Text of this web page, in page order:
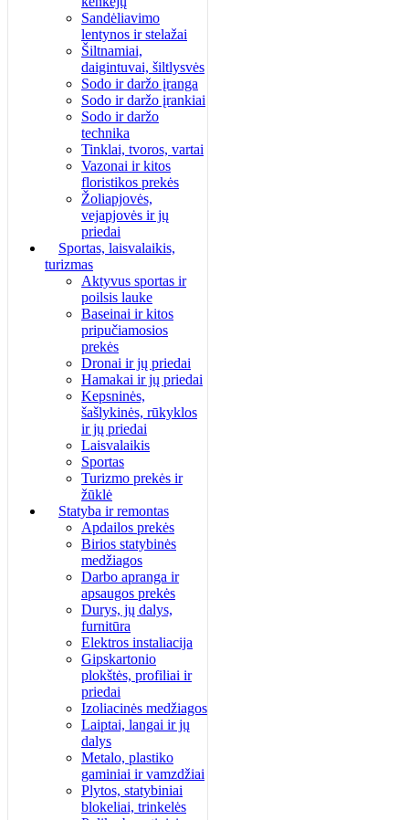
Sandėliavimo
lentynos ir stelažai
Šiltnamiai,
daigintuvai, šiltlysvės
Sodo ir daržo įranga
Sodo ir daržo įrankiai
Sodo ir daržo
technika
Tinklai, tvoros, vartai
Vazonai ir kitos
floristikos prekės
Žoliapjovės,
vejapjovės ir jų
priedai
Sportas, laisvalaikis,
turizmas
Aktyvus sportas ir
poilsis lauke
Baseinai ir kitos
pripučiamosios
prekės
Dronai ir jų priedai
Hamakai ir jų priedai
Kepsninės,
šašlykinės, rūkyklos
ir jų priedai
Laisvalaikis
Sportas
Turizmo prekės ir
žūklė
Statyba ir remontas
Apdailos prekės
Birios statybinės
medžiagos
Darbo apranga ir
apsaugos prekės
Durys, jų dalys,
furnitūra
Elektros instaliacija
Gipskartonio
plokštės, profiliai ir
priedai
Izoliacinės medžiagos
Laiptai, langai ir jų
dalys
Metalo, plastiko
gaminiai ir vamzdžiai
Plytos, statybiniai
blokeliai, trinkelės